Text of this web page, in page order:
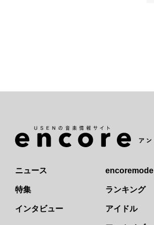
ニュース
特集
インタビュー
encoremode
ランキング
アイドル